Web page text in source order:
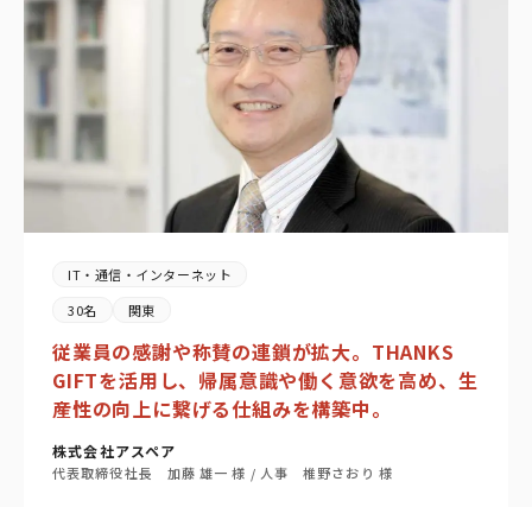
IT・通信・インターネット
30名
関東
従業員の感謝や称賛の連鎖が拡大。THANKS
GIFTを活用し、帰属意識や働く意欲を高め、生
産性の向上に繋げる仕組みを構築中。
株式会社アスペア
代表取締役社長 加藤 雄一 様 / 人事 椎野さおり 様